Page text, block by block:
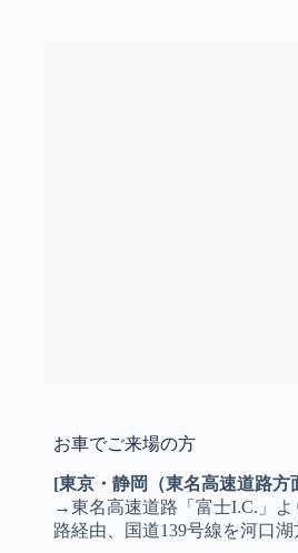
お車でご来場の方
[東京・静岡（東名高速道路方
→東名高速道路「富士I.C.」よ
路経由、国道139号線を河口